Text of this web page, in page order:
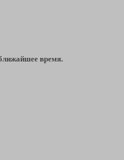
время.